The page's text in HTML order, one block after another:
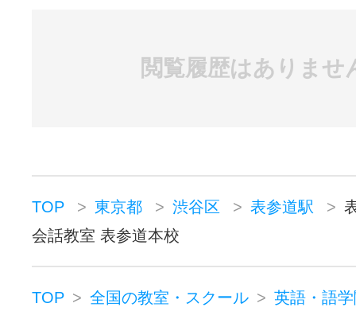
閲覧履歴はありませ
TOP 東京都 渋谷区 表参道駅
会話教室 表参道本校
TOP 全国の教室・スクール 英語・語